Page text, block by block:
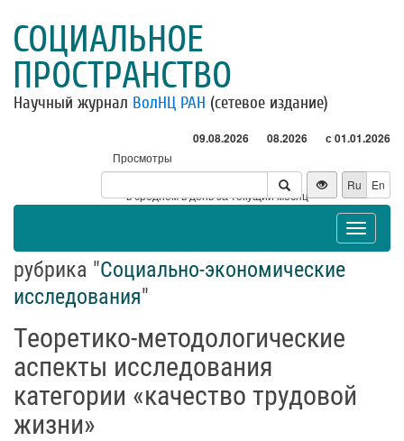
СОЦИАЛЬНОЕ
ПРОСТРАНСТВО
Научный журнал ВолНЦ РАН (сетевое издание)
09.08.2026 08.2026 с 01.01.2026
Просмотры
Посетители
* - в среднем в день за текущий месяц
Ru En
Toggle
рубрика "Социально-экономические
исследования"
Теоретико-методологические
аспекты исследования
категории «качество трудовой
жизни»